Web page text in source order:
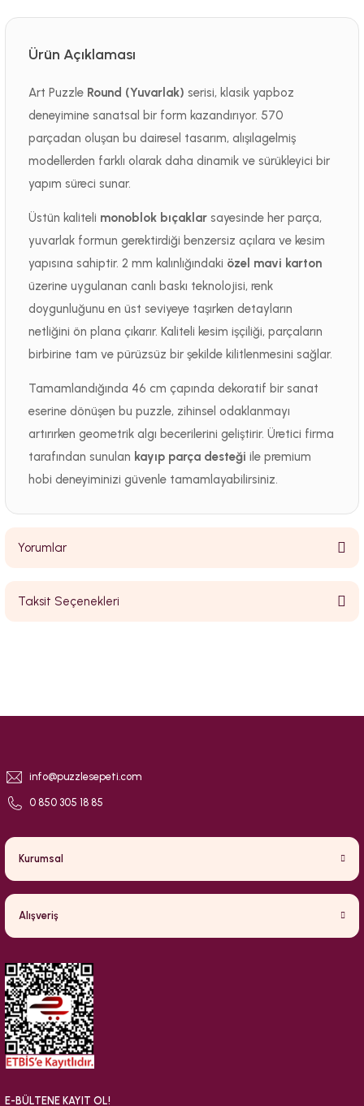
Ürün Açıklaması
Art Puzzle Round (Yuvarlak) serisi, klasik yapboz
deneyimine sanatsal bir form kazandırıyor. 570
parçadan oluşan bu dairesel tasarım, alışılagelmiş
modellerden farklı olarak daha dinamik ve sürükleyici bir
yapım süreci sunar.
Üstün kaliteli monoblok bıçaklar sayesinde her parça,
yuvarlak formun gerektirdiği benzersiz açılara ve kesim
yapısına sahiptir. 2 mm kalınlığındaki özel mavi karton
üzerine uygulanan canlı baskı teknolojisi, renk
doygunluğunu en üst seviyeye taşırken detayların
netliğini ön plana çıkarır. Kaliteli kesim işçiliği, parçaların
birbirine tam ve pürüzsüz bir şekilde kilitlenmesini sağlar.
Tamamlandığında 46 cm çapında dekoratif bir sanat
eserine dönüşen bu puzzle, zihinsel odaklanmayı
artırırken geometrik algı becerilerini geliştirir. Üretici firma
tarafından sunulan kayıp parça desteği ile premium
hobi deneyiminizi güvenle tamamlayabilirsiniz.
Yorumlar
Taksit Seçenekleri
info@puzzlesepeti.com
0 850 305 18 85
Kurumsal
Alışveriş
E-BÜLTENE KAYIT OL!